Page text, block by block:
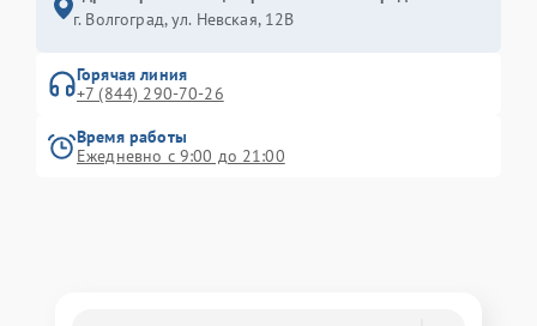
г. Волгоград, ул. Невская, 12В
Горячая линия
+7 (844) 290-70-26
Время работы
Ежедневно с 9:00 до 21:00